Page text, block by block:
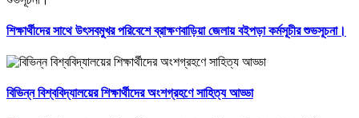
শিক্ষার্থীদের সাথে উৎসবমুখর পরিবেশে ব্রাক্ষণবাড়িয়া জেলায় বইপড়া কর্মসূচীর শুভসূচনা।
বিভিন্ন বিশ্ববিদ্যালয়ের শিক্ষার্থীদের অংশগ্রহণে সাহিত্য আড্ডা